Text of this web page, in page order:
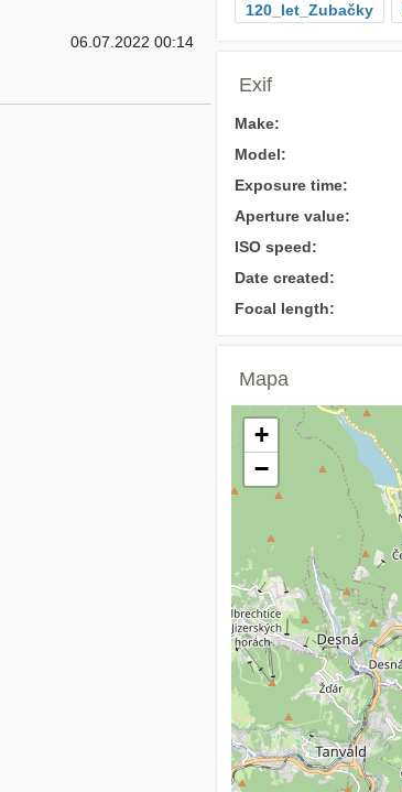
06.07.2022 00:14
120_let_Zubačky
Exif
Make:
Model:
Exposure time:
Aperture value:
ISO speed:
Date created:
Focal length:
Mapa
+
−